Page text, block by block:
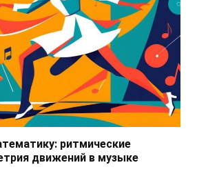
ритмические
движений в музыке